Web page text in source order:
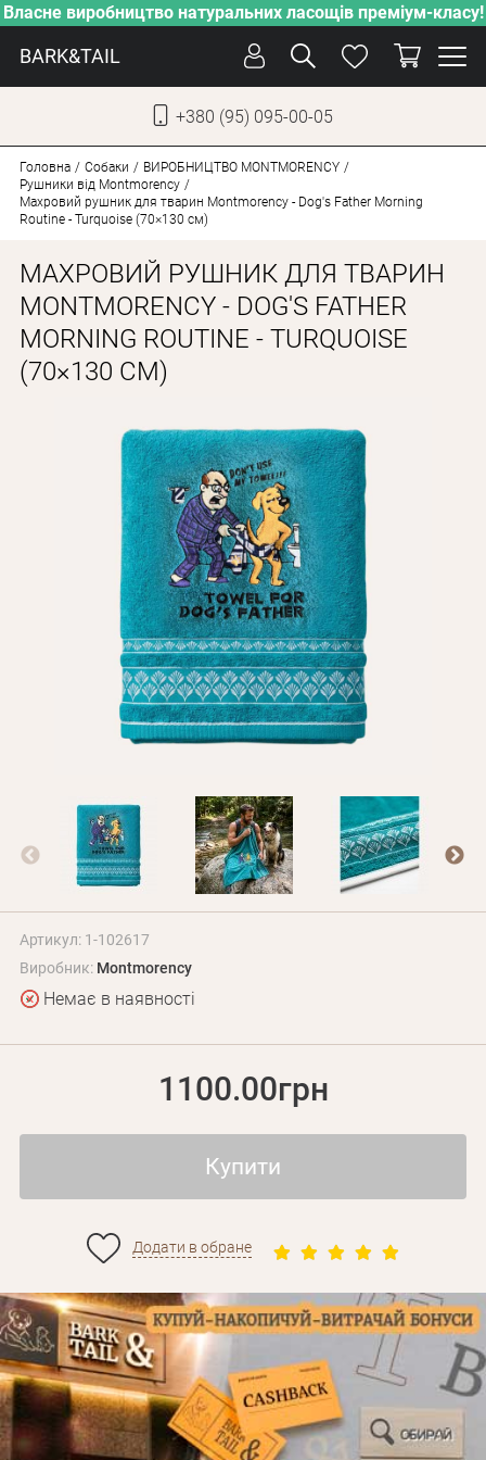
Власне виробництво натуральних ласощів преміум-класу!
BARK&TAIL
+380 (95) 095-00-05
ДОГЛЯД
ПІКЛУВАННЯ
ВІД СПЕКИ
ВЛАСНЕ ВИРОБНИЦТВО
ДЛЯ КОТІВ
Оплата і доставка
Програма лояльності
Про Нас
Оптовим клієнтам
Контакти
+380 (95) 095-00-05
Головна Собаки
ВИРОБНИЦТВО MONTMORENCY
Рушники від Montmorency
Махровий рушник для тварин Montmorency - Dog's Father Morning
Routine - Turquoise (70×130 см)
МАХРОВИЙ РУШНИК ДЛЯ ТВАРИН
MONTMORENCY - DOG'S FATHER
MORNING ROUTINE - TURQUOISE
(70×130 СМ)
Артикул: 1-102617
Виробник: Montmorency
Немає в наявності
1100.00грн
Купити
Додати в обране